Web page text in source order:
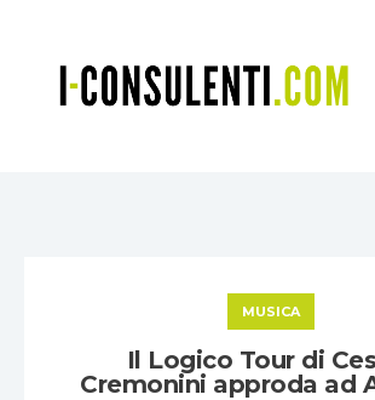
MUSICA
Il Logico Tour di
Cremonini approda ad